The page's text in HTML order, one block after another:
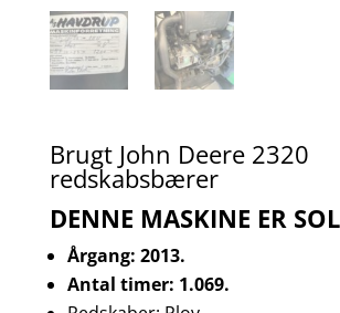
Brugt John Deere 2320
redskabsbærer
DENNE MASKINE ER
Årgang: 2013.
Antal timer: 1.069.